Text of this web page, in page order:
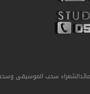
سحب الموسيقى وسحب